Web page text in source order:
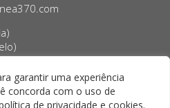
garantir uma experiência
concorda com o uso de
de privacidade e cookies.
às 18h